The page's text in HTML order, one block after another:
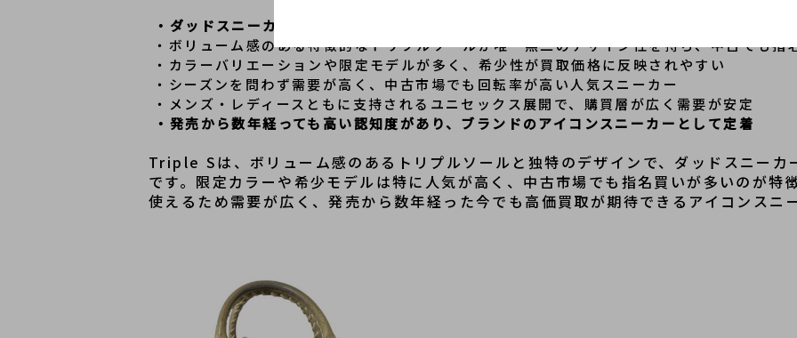
・ダッドスニーカーブームを牽引した象徴的モデルで、ストリートシーンの定番として定着
・ボリューム感のある特徴的なトリプルソールが唯一無二のデザイン性を持ち、中古でも指
・カラーバリエーションや限定モデルが多く、希少性が買取価格に反映されやすい
・シーズンを問わず需要が高く、中古市場でも回転率が高い人気スニーカー
・メンズ・レディースともに支持されるユニセックス展開で、購買層が広く需要が安定
・発売から数年経っても高い認知度があり、ブランドのアイコンスニーカーとして定着
Triple Sは、ボリューム感のあるトリプルソールと独特のデザインで、ダッドスニーカ
です。限定カラーや希少モデルは特に人気が高く、中古市場でも指名買いが多いのが特
使えるため需要が広く、発売から数年経った今でも高価買取が期待できるアイコンスニー